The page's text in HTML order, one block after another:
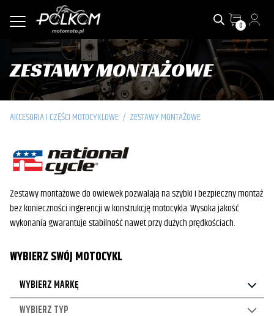
0
ZESTAWY MONTAŻOWE
AKCESORIA I CZĘŚCI MOTOCYKLOWE / ZESTAWY MONTAŻOWE
Zestawy montażowe do owiewek pozwalają na szybki i bezpieczny montaż
bez konieczności ingerencji w konstrukcję motocykla. Wysoka jakość
wykonania gwarantuje stabilność nawet przy dużych prędkościach.
WYBIERZ SWÓJ MOTOCYKL
WYBIERZ MARKĘ
WYBIERZ TYP